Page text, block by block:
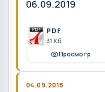
06.09.2019
PDF
31 Кб
Просмотр
04.09.2018